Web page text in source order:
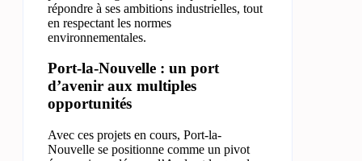
répondre à ses ambitions industrielles, tout
en respectant les normes
environnementales.
Port-la-Nouvelle : un port
d’avenir aux multiples
opportunités
Avec ces projets en cours, Port-la-
Nouvelle se positionne comme un pivot